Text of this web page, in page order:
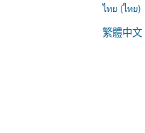
ไทย (ไทย)
繁體中文